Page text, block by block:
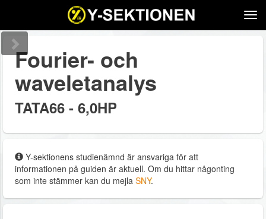
Fourier- och
waveletanalys
TATA66 - 6,0HP
Y-sektionens studienämnd är ansvariga för att
informationen på guiden är aktuell. Om du hittar någonting
som inte stämmer kan du mejla SNY.